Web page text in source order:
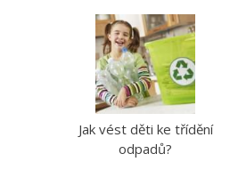
Jak vést děti ke třídění
odpadů?